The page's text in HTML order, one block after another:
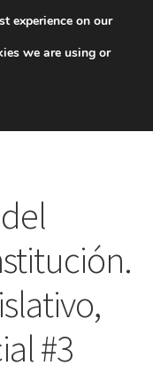
#3
experience on our
we are using or